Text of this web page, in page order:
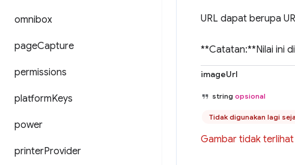
omnibox
pageCapture
permissions
platformKeys
power
printerProvider
URL dapat berupa
**Catatan:**Nilai ini
imageUrl
string opsional
Tidak digunakan lagi
Gambar tidak